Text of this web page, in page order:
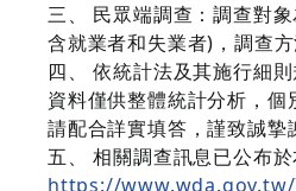
三、
民眾端調查：調查對
含就業者和失業者)，調查方
四、
依統計法及其施行細
資料僅供整體統計分析，個
請配合詳實填答，謹致誠摯
五、
相關調查訊息已公布
https://www.wda.gov.tw/